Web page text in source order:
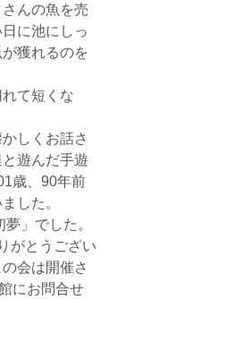
んの魚を売
に池にしっ
獲れるのを
て短くな
しくお話さ
遊んだ手遊
歳、90年前
した。
」でした。
がとうござい
会は開催さ
にお問合せ